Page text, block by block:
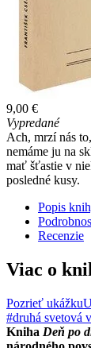
9,00 €
Vypredané
Ach, mrzí nás
nemáme ju na
mať šťastie v
posledné kusy.
Popis
Recenzie
Viac o
Pozrieť ukážku
#druhá svetová
Kniha Deň po